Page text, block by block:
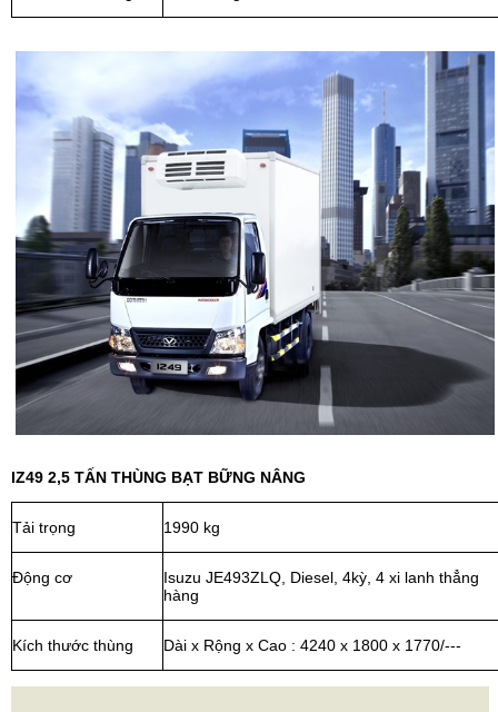
IZ49 2,5 TẤN THÙNG BẠT BỮNG NÂNG
Tải trọng 1990 kg
Động cơ
Isuzu JE493ZLQ, Diesel, 4kỳ, 4 xi lanh thẳng
hàng
Kích thước thùng Dài x Rộng x Cao : 4240 x 1800 x 1770/---